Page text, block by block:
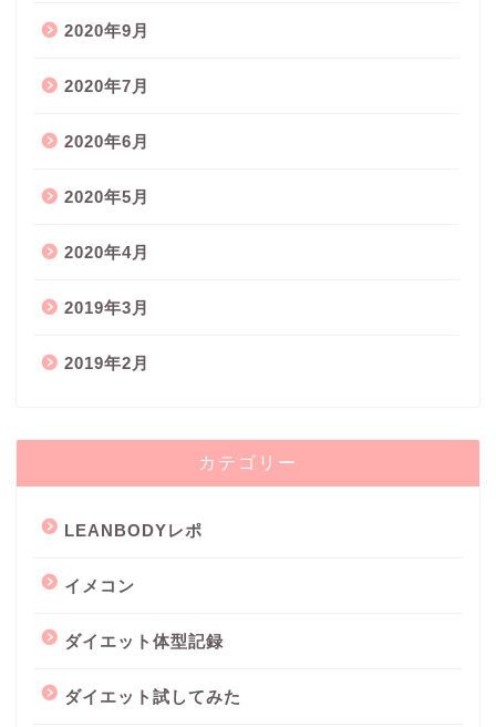
2020年9月
2020年7月
2020年6月
2020年5月
2020年4月
2019年3月
2019年2月
カテゴリー
LEANBODYレポ
イメコン
ダイエット体型記録
ダイエット試してみた